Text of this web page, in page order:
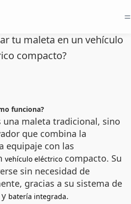
=
tu maleta en un vehículo
compacto?
funciona?
una maleta tradicional, sino
que combina la
equipaje con las
vehículo eléctrico compacto. Su
sin necesidad de
gracias a su sistema de
batería integrada.